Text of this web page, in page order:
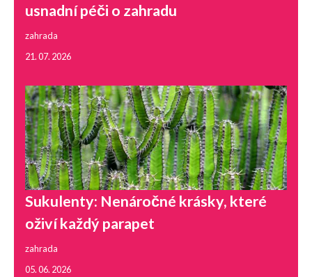
usnadní péči o zahradu
zahrada
21. 07. 2026
Sukulenty: Nenáročné krásky, které
oživí každý parapet
zahrada
05. 06. 2026